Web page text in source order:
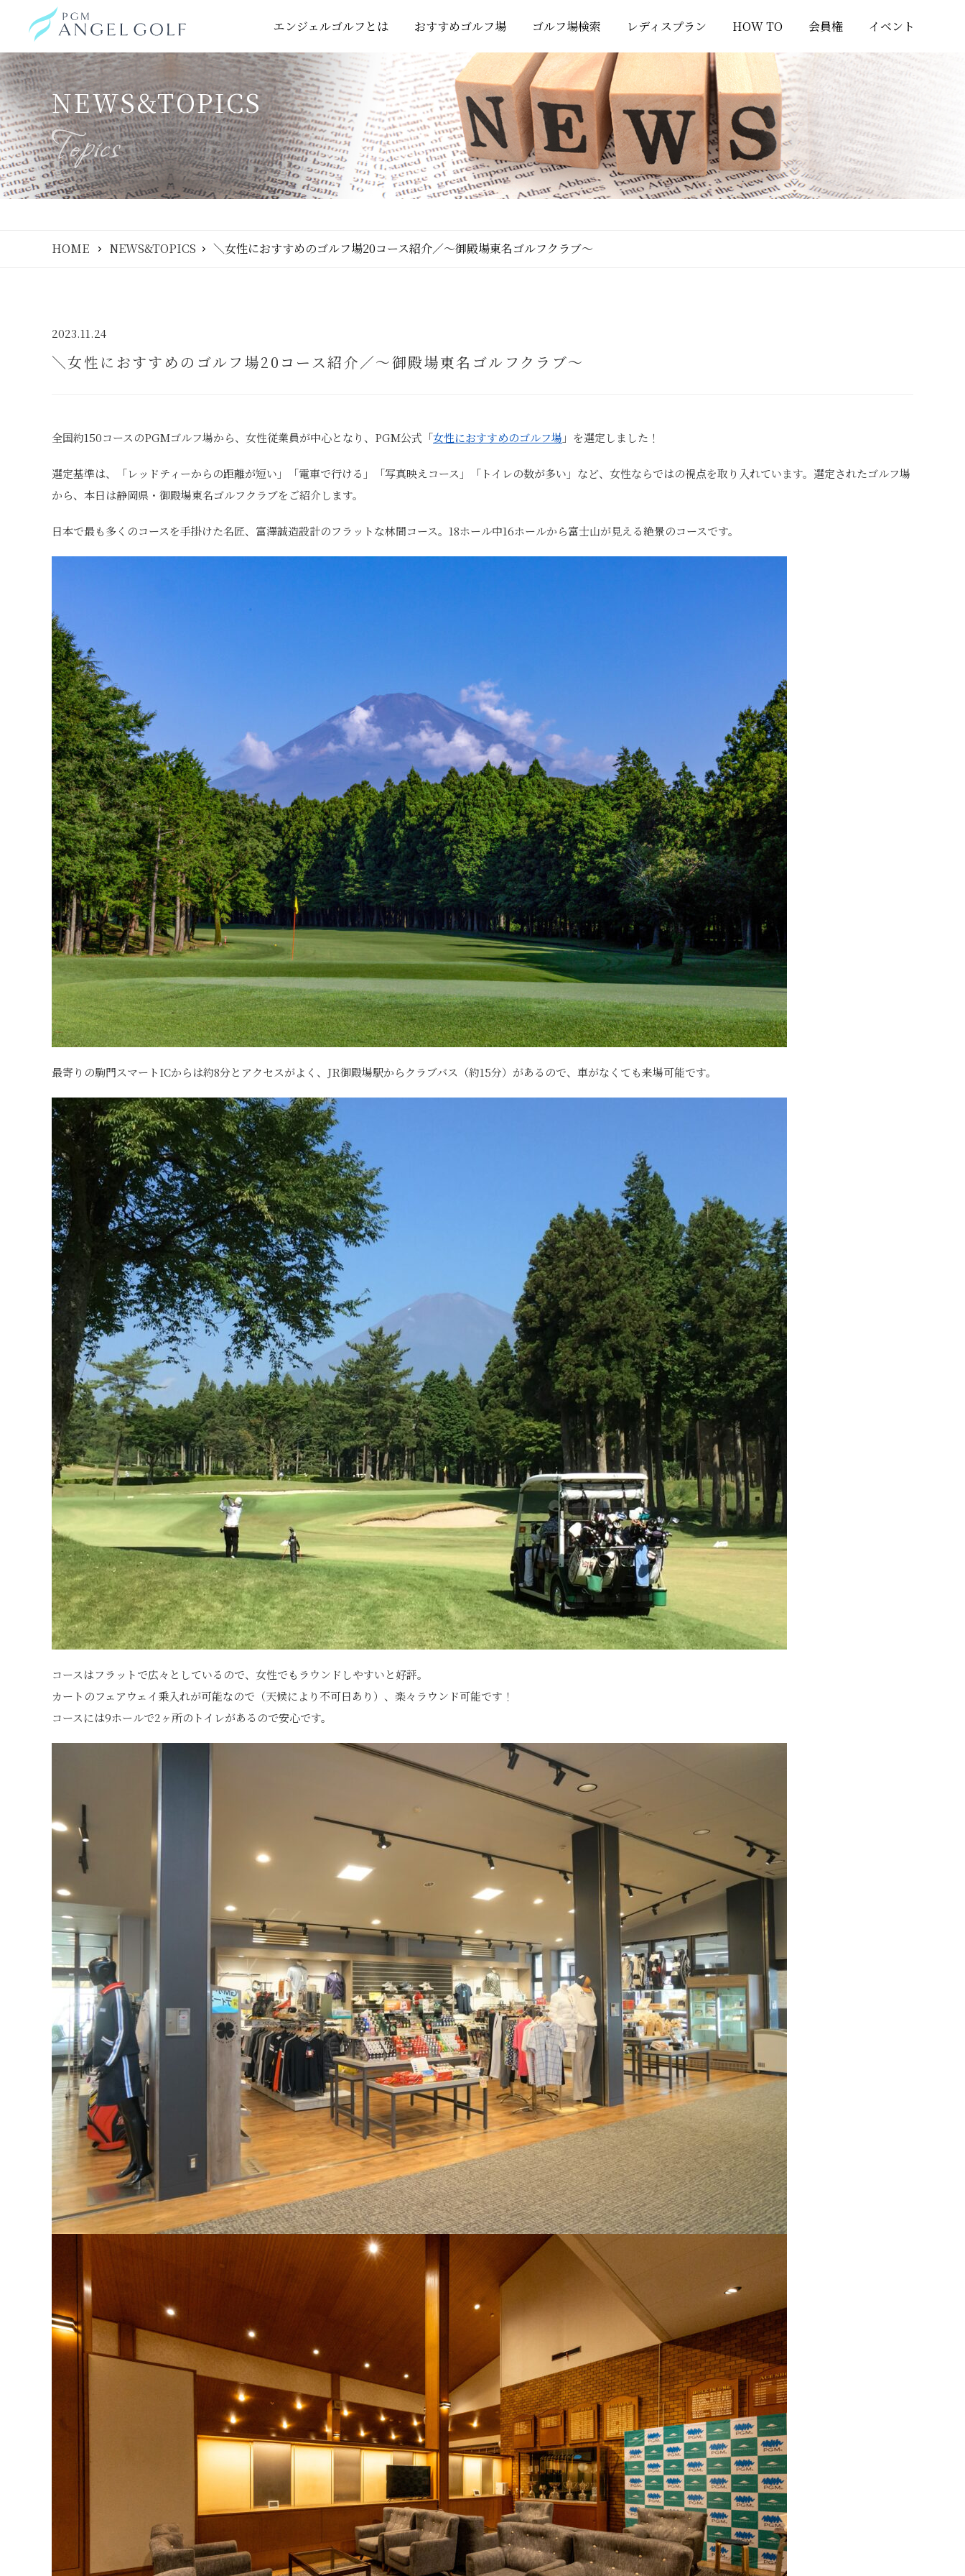
エンジェルゴルフとは おすすめゴルフ場 ゴルフ場検索 レディスプラン HOW TO 会員権 イベント
NEWS&TOPICS
HOME NEWS&TOPICS ＼女性におすすめのゴルフ場20コース紹介／～御殿場東名ゴルフクラブ～
2023.11.24
＼女性におすすめのゴルフ場20コース紹介／～御殿場東名ゴルフクラブ～
全国約150コースのPGMゴルフ場から、女性従業員が中心となり、PGM公式「女性におすすめのゴルフ場 」を選定しました！
選定基準は、「レッドティーからの距離が短い」「電車で行ける」「写真映えコース」「トイレの数が多い」など、女性ならではの視点を取り入れています。選定されたゴルフ場
から、本日は静岡県・御殿場東名ゴルフクラブをご紹介します。
日本で最も多くのコースを手掛けた名匠、富澤誠造設計のフラットな林間コース。18ホール中16ホールから富士山が見える絶景のコースです。
最寄りの駒門スマートICからは約8分とアクセスがよく、JR御殿場駅からクラブバス（約15分）があるので、車がなくても来場可能です。
コースはフラットで広々としているので、女性でもラウンドしやすいと好評。
カートのフェアウェイ乗入れが可能なので（天候により不可日あり）、楽々ラウンド可能です！
コースには9ホールで2ヶ所のトイレがあるので安心です。